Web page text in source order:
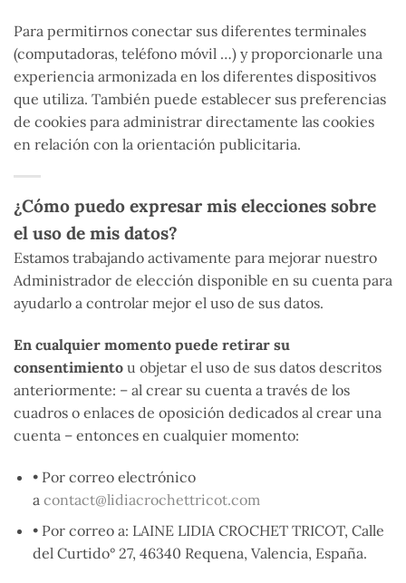
Para permitirnos conectar sus diferentes terminales
(computadoras, teléfono móvil …) y proporcionarle una
experiencia armonizada en los diferentes dispositivos
que utiliza. También puede establecer sus preferencias
de cookies para administrar directamente las cookies
en relación con la orientación publicitaria.
¿Cómo puedo expresar mis elecciones sobre
el uso de mis datos?
Estamos trabajando activamente para mejorar nuestro
Administrador de elección disponible en su cuenta para
ayudarlo a controlar mejor el uso de sus datos.
En cualquier momento puede retirar su
consentimiento u objetar el uso de sus datos descritos
anteriormente: – al crear su cuenta a través de los
cuadros o enlaces de oposición dedicados al crear una
cuenta – entonces en cualquier momento:
• Por correo electrónico
a contact@lidiacrochettricot.com
• Por correo a: LAINE LIDIA CROCHET TRICOT, Calle
del Curtido° 27, 46340 Requena, Valencia, España.